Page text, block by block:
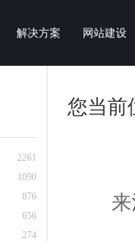
解决方案 网站建设
2261
1090
876
656
274
您当前